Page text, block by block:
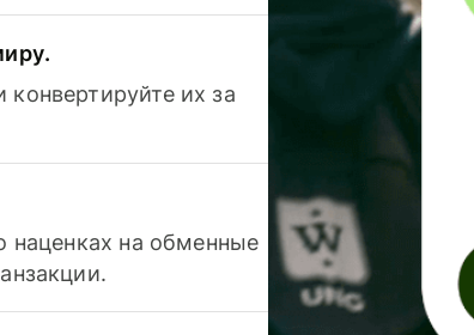
их за
наценках на обменные